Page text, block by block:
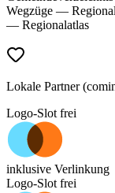
Wegzüge —
— Regionalatlas
Lokale Partner
Logo-Slot frei
inklusive Verlinkung
Logo-Slot frei